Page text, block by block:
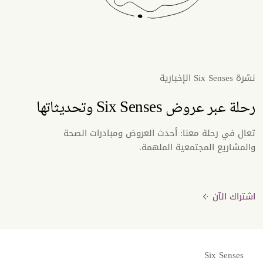
نشرة Six Senses الإخبارية
رحلة عبر عروض Six Senses وتحديثاتها
تعال في رحلة معنا: أحدث العروض ومبادرات الصحة
والمشاريع المجتمعية الملهمة.
اشتراك الآن
Six Senses